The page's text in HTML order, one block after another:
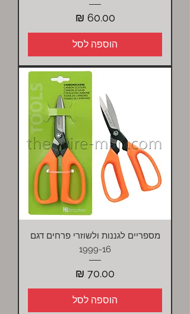
מחיר
הוספה לסל
מספריים לגננות ולשוזרי פרחים דגם
1999-16
מחיר
הוספה לסל